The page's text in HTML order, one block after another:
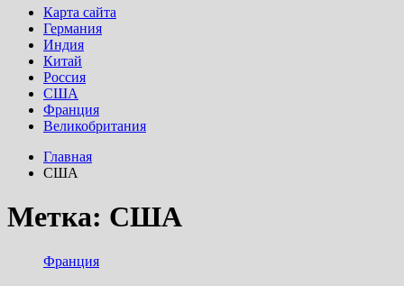
Карта сайта
Германия
Индия
Китай
Россия
США
Франция
Великобритания
Главная
США
Метка: США
Франция